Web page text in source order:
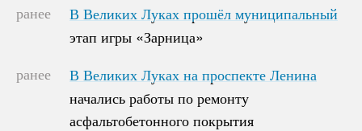
ранее
В Великих Луках прошёл муниципальный
этап игры «Зарница»
В Великих Луках прошёл муниципальный
этап игры «Зарница»
ранее
В Великих Луках на проспекте Ленина
начались работы по ремонту
асфальтобетонного покрытия
В Великих Луках на проспекте Ленина
начались работы по ремонту
асфальтобетонного покрытия